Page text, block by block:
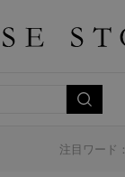
注目ワード：